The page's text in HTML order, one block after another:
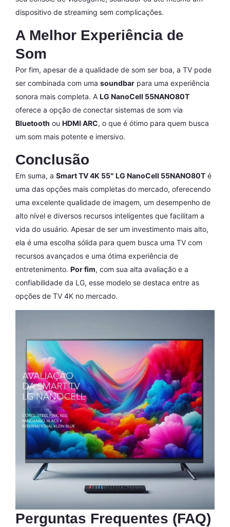
dispositivo de streaming sem complicações.
A Melhor Experiência de
Som
Por fim, apesar de a qualidade de som ser boa, a TV pode
ser combinada com uma soundbar para uma experiência
sonora mais completa. A LG NanoCell 55NANO80T
oferece a opção de conectar sistemas de som via
Bluetooth ou HDMI ARC, o que é ótimo para quem busca
um som mais potente e imersivo.
Conclusão
Em suma, a Smart TV 4K 55″ LG NanoCell 55NANO80T é
uma das opções mais completas do mercado, oferecendo
uma excelente qualidade de imagem, um desempenho de
alto nível e diversos recursos inteligentes que facilitam a
vida do usuário. Apesar de ser um investimento mais alto,
ela é uma escolha sólida para quem busca uma TV com
recursos avançados e uma ótima experiência de
entretenimento. Por fim, com sua alta avaliação e a
confiabilidade da LG, esse modelo se destaca entre as
opções de TV 4K no mercado.
Perguntas Frequentes (FAQ)